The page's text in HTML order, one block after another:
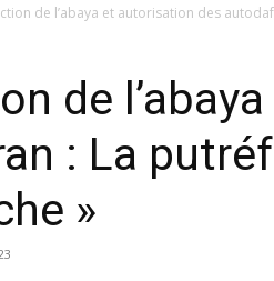
de l’abaya et autorisation des
de
: La
»